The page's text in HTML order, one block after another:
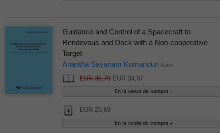
Guidance and Control of a Spacecraft to
Rendevous and Dock with a Non-cooperative
Target
Anantha Sayanam Komanduri Autor
EUR 36,70EUR 34,87
EUR 25,69